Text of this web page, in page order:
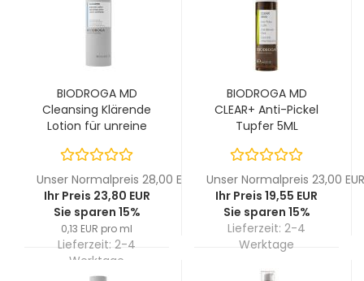
BIODROGA MD
Cleansing Klärende
Lotion für unreine
Unser Normalpreis 28,00 EUR
Ihr Preis 23,80 EUR
Sie sparen 15%
0,13 EUR pro ml
Lieferzeit: 2-4
Werktage
BIODROGA MD
CLEAR+ Anti-Pickel
Tupfer 5ML
Unser Normalpreis 23,00 EUR
Ihr Preis 19,55 EUR
Sie sparen 15%
Lieferzeit: 2-4
Werktage